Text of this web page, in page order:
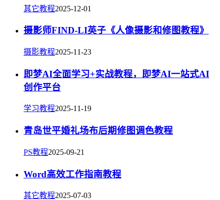
其它教程2025-12-01
摄影师FIND-LI英子《人像摄影和修图教程》
摄影教程2025-11-23
即梦AI全面学习+实战教程，即梦AI一站式AI
创作平台
学习教程2025-11-19
青岛世平婚礼场布后期修图调色教程
PS教程2025-09-21
Word高效工作指南教程
其它教程2025-07-03